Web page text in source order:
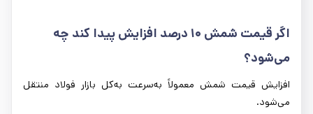
اگر قیمت شمش ۱۰ درصد افزایش پیدا کند چه
می‌شود؟
افزایش قیمت شمش معمولاً به‌سرعت به‌کل بازار فولاد منتقل
می‌شود.